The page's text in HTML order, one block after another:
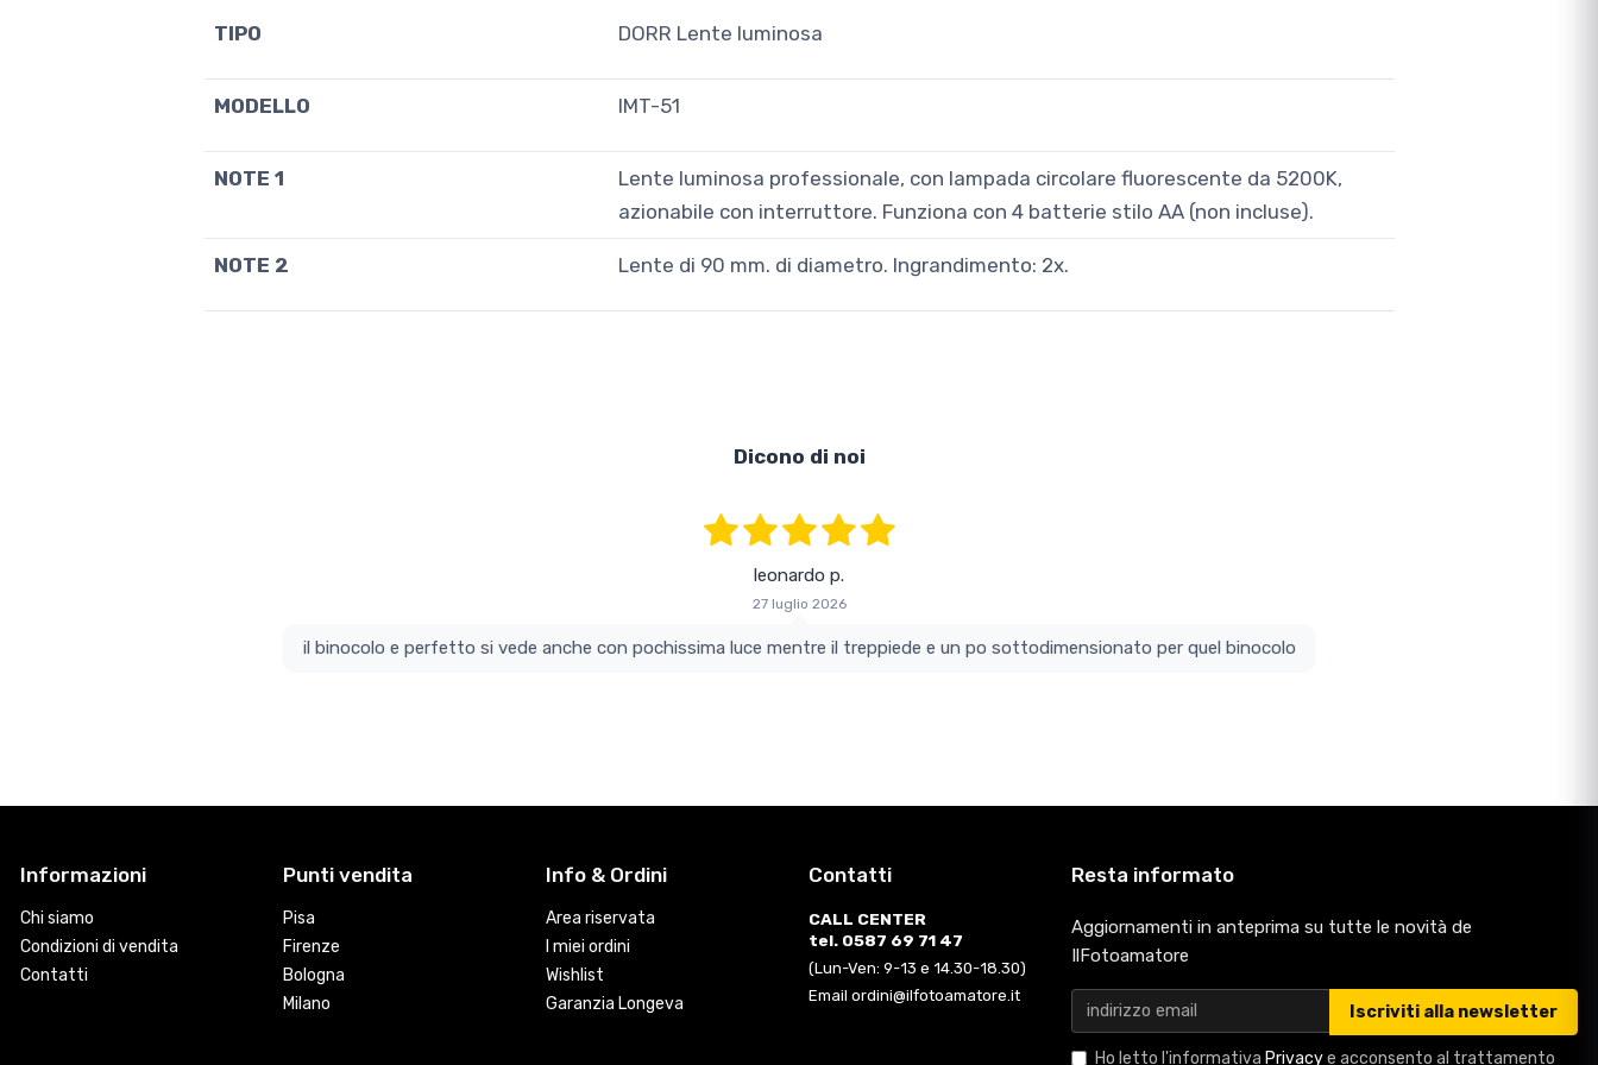
TIPO DORR Lente luminosa
MODELLO IMT-51
NOTE 1
Lente luminosa professionale, con lampada circolare fluorescente da 5200K,
azionabile con interruttore. Funziona con 4 batterie stilo AA (non incluse).
NOTE 2 Lente di 90 mm. di diametro. Ingrandimento: 2x.
Dicono di noi
leonardo p.
27 luglio 2026
il binocolo e perfetto si vede anche con pochissima luce mentre il treppiede e un po sottodimensionato per quel binocolo
Informazioni
Chi siamo
Condizioni di vendita
Contatti
Punti vendita
Pisa
Firenze
Bologna
Milano
Info & Ordini
Area riservata
I miei ordini
Wishlist
Garanzia Longeva
Contatti
CALL CENTER
tel. 0587 69 71 47
(Lun-Ven: 9-13 e 14.30-18.30)
Email ordini@ilfotoamatore.it
Resta informato
Aggiornamenti in anteprima su tutte le novità de
IlFotoamatore
Iscriviti alla newsletter
Ho letto l'informativa Privacye acconsento al trattamento